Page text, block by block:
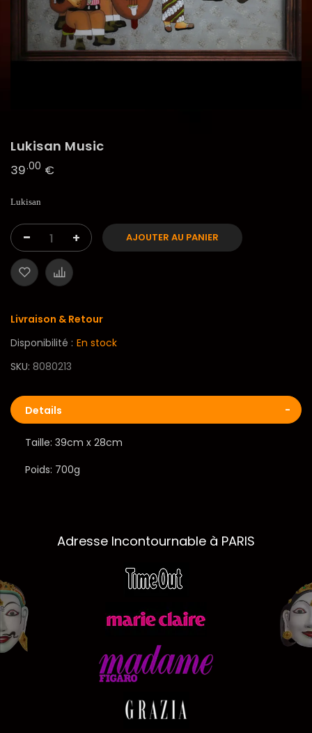
Lukisan Music
39.00 €
Lukisan
- + AJOUTER AU PANIER
Livraison & Retour
Disponibilité : En stock
SKU 8080213
Details
Taille: 39cm x 28cm
Poids: 700g
Adresse Incontournable à PARIS